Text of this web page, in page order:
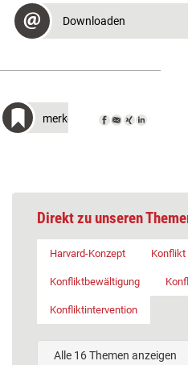
Downloaden
merken
Direkt zu unseren
Harvard-Konzept Konflikt
Konfliktbewältigung
Konfliktintervention
Alle 16 Themen anzeigen